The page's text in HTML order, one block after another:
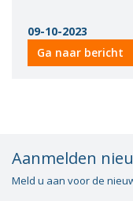
09-10-2023
Ga naar bericht
Aanmelden
Meld u aan voor de